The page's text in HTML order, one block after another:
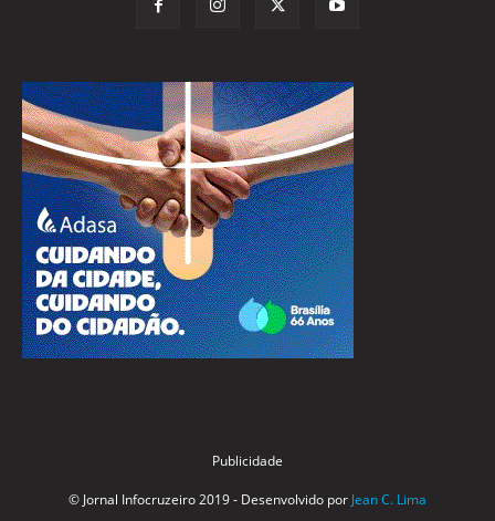
Publicidade
© Jornal Infocruzeiro 2019 - Desenvolvido por Jean C. Lima